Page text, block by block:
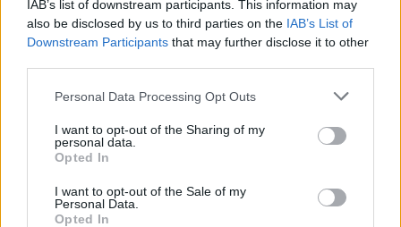
IAB’s list of downstream participants. This information may
also be disclosed by us to third parties on the IAB’s List of
Downstream Participants that may further disclose it to other
Personal Data Processing Opt Outs
I want to opt-out of the Sharing of my
personal data.
Opted In
I want to opt-out of the Sale of my
Personal Data.
Opted In
05/08/2026 - 10:52 ΕΠΙΧΕΙΡΗΣΕΙΣ
SpaceX: Άλμα 92% στα έσοδα του α' τριμήνου στα
7,8 δισ. δολάρια
Evergood: Άγγιξε τα 300 εκατ. ο τζίρος- Στα 10